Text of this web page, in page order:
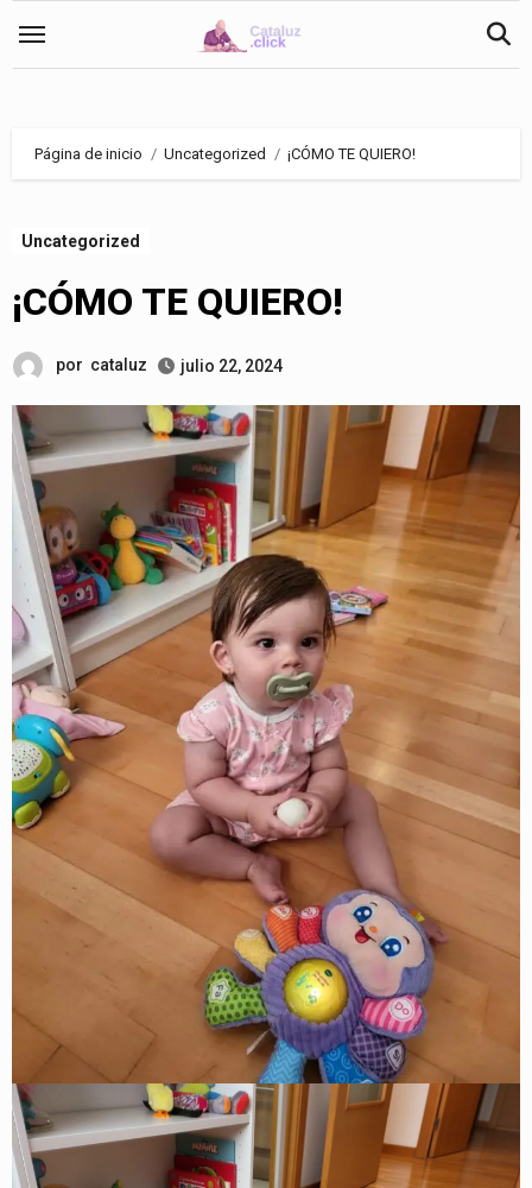
Página de inicio Uncategorized ¡CÓMO TE QUIERO!
Uncategorized
¡CÓMO TE QUIERO!
por cataluz julio 22, 2024